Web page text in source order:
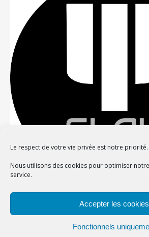
Le respect de votre vie privée est notre priorité.
Nous utilisons des cookies pour optimiser
service.
Accepter les cookies
Fonctionnels
Thème Bard parWP Royal
utiliser ce site Web, vous acceptez leur
Pour en savoir plus, notamment sur la façon
Politique relative aux cookies